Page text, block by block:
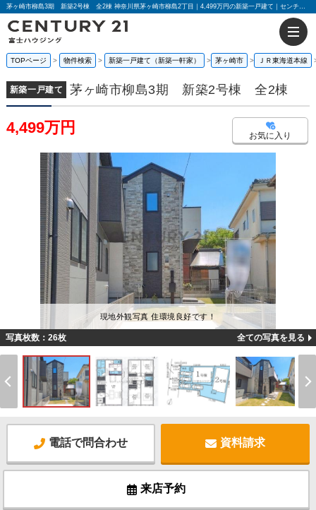
茅ヶ崎市柳島3期 新築2号棟 全2棟 神奈川県茅ヶ崎市柳島2丁目｜4,499万円の新築一戸建て｜センチュリー21富士ハウジング
TOPページ 物件検索 新築一戸建て（新築一軒家） 茅ヶ崎市 ＪＲ東海道本線
新築一戸建て 茅ヶ崎市柳島3期 新築2号棟 全2棟
4,499万円 お気に入り
現地外観写真 住環境良好です！
写真枚数：26枚 全ての写真を見る
電話で問合わせ 資料請求
来店予約